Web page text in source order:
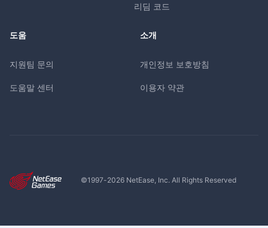
리딤 코드
도움
지원팀 문의
도움말 센터
소개
개인정보 보호방침
이용자 약관
©1997-2026NetEase, Inc. All Rights Reserved